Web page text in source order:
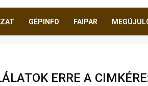
GÉPINFO FAIPAR
ERRE A